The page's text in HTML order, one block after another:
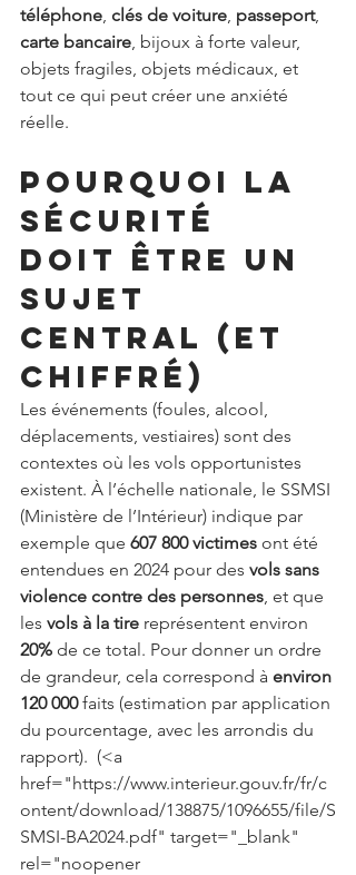
téléphone clés de voiture passeport,
carte bancaire , bijoux à forte valeur,
objets fragiles, objets médicaux, et
tout ce qui peut créer une anxiété
réelle.
Pourquoi la
sécurité
doit être un
sujet
central (et
chiffré)
Les événements (foules, alcool,
déplacements, vestiaires) sont des
contextes où les vols opportunistes
existent. À l’échelle nationale, le SSMSI
(Ministère de l’Intérieur) indique par
exemple que 607 800 victimes ont été
entendues en 2024 pour des vols sans
violence contre des personnes , et que
les vols à la tire représentent environ
20% de ce total. Pour donner un ordre
de grandeur, cela correspond à environ
120 000 faits (estimation par application
du pourcentage, avec les arrondis du
rapport). (<a
href="https://www.interieur.gouv.fr/fr/c
ontent/download/138875/1096655/file/S
SMSI-BA2024.pdf" target="_blank"
rel="noopener